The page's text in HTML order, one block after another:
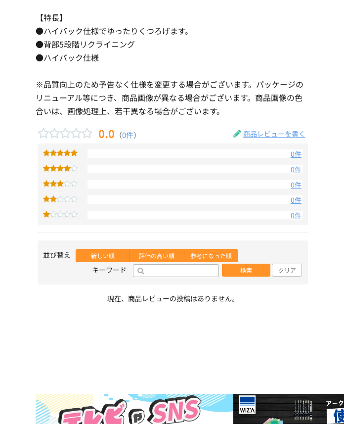
【特長】
●ハイバック仕様でゆったりくつろげます。
●背部5段階リクライニング
●ハイバック仕様
※品質向上のため予告なく仕様を変更する場合がございます。パッケージの
リニューアル等につき、商品画像が異なる場合がございます。商品画像の色
合いは、画像処理上、若干異なる場合がございます。
0.0 （0件） 商品レビューを書く
0件
0件
0件
0件
0件
並び替え 新しい順 評価の高い順 参考になった順
キーワード 検索 クリア
現在、商品レビューの投稿はありません。